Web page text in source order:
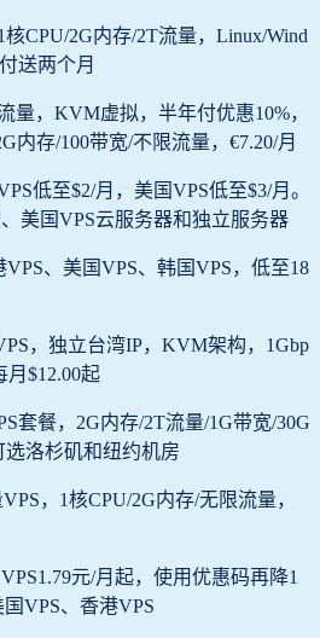
CPU/2G内存/2T流量，Linux/Wind
送两个月
量，KVM虚拟，半年付优惠10%，
内存/100带宽/不限流量，€7.20/月
低至$2/月，美国VPS低至$3/月。
美国VPS云服务器和独立服务器
VPS、美国VPS、韩国VPS，低至18
，独立台湾IP，KVM架构，1Gbp
$12.00起
套餐，2G内存/2T流量/1G带宽/30G
选洛杉矶和纽约机房
，1核CPU/2G内存/无限流量，
元/月起，使用优惠码再降1
VPS、香港VPS